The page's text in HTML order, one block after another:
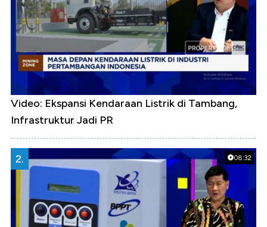
Video: Ekspansi Kendaraan Listrik di Tambang,
Infrastruktur Jadi PR
08:32
2.